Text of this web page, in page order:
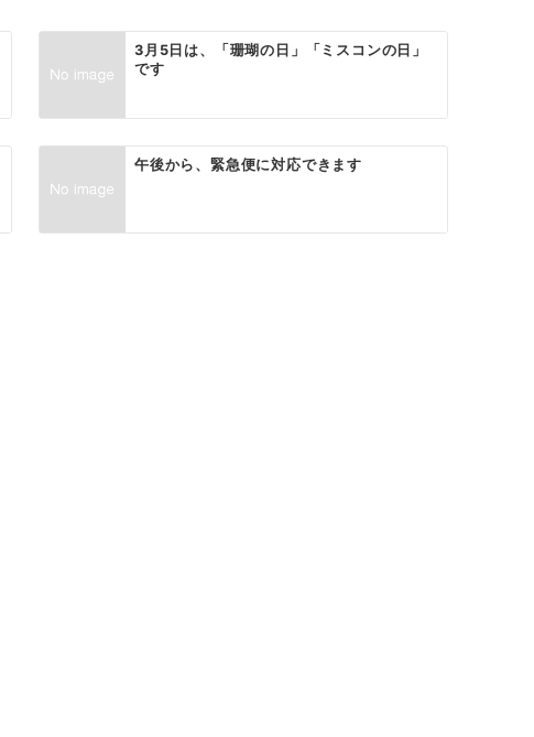
3月5日は、「珊瑚の日」「ミスコンの日」
です
午後から、緊急便に対応できます